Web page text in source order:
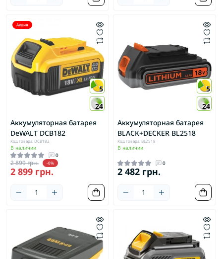
Акция
5
24
Аккумуляторная батарея
DeWALT DCB182
Код товара: DCB182
В наличии
0
2 899 грн. -0%
2 899 грн.
5
24
Аккумуляторная батарея
BLACK+DECKER BL2518
Код товара: BL2518
В наличии
0
2 482 грн.